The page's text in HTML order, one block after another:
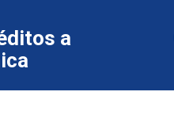
a